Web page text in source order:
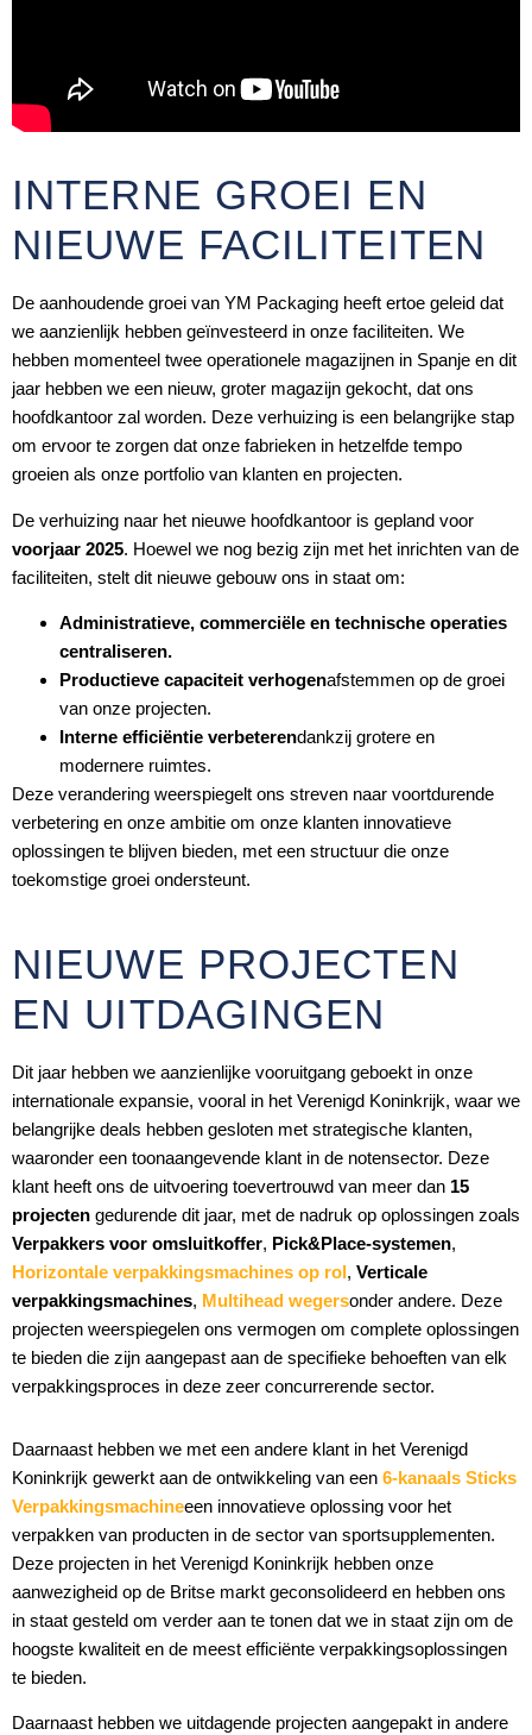
INTERNE GROEI EN
NIEUWE FACILITEITEN
De aanhoudende groei van YM Packaging heeft ertoe geleid dat
we aanzienlijk hebben geïnvesteerd in onze faciliteiten. We
hebben momenteel twee operationele magazijnen in Spanje en dit
jaar hebben we een nieuw, groter magazijn gekocht, dat ons
hoofdkantoor zal worden. Deze verhuizing is een belangrijke stap
om ervoor te zorgen dat onze fabrieken in hetzelfde tempo
groeien als onze portfolio van klanten en projecten.
De verhuizing naar het nieuwe hoofdkantoor is gepland voor
voorjaar 2025. Hoewel we nog bezig zijn met het inrichten van de
faciliteiten, stelt dit nieuwe gebouw ons in staat om:
Administratieve, commerciële en technische operaties
centraliseren.
Productieve capaciteit verhogenafstemmen op de groei
van onze projecten.
Interne efficiëntie verbeterendankzij grotere en
modernere ruimtes.
Deze verandering weerspiegelt ons streven naar voortdurende
verbetering en onze ambitie om onze klanten innovatieve
oplossingen te blijven bieden, met een structuur die onze
toekomstige groei ondersteunt.
NIEUWE PROJECTEN
EN UITDAGINGEN
Dit jaar hebben we aanzienlijke vooruitgang geboekt in onze
internationale expansie, vooral in het Verenigd Koninkrijk, waar we
belangrijke deals hebben gesloten met strategische klanten,
waaronder een toonaangevende klant in de notensector. Deze
klant heeft ons de uitvoering toevertrouwd van meer dan 15
projecten gedurende dit jaar, met de nadruk op oplossingen zoals
Verpakkers voor omsluitkoffer, Pick&Place-systemen,
Horizontale verpakkingsmachines op rol, Verticale
verpakkingsmachines, Multihead wegersonder andere. Deze
projecten weerspiegelen ons vermogen om complete oplossingen
te bieden die zijn aangepast aan de specifieke behoeften van elk
verpakkingsproces in deze zeer concurrerende sector.
Daarnaast hebben we met een andere klant in het Verenigd
Koninkrijk gewerkt aan de ontwikkeling van een 6-kanaals Sticks
Verpakkingsmachineeen innovatieve oplossing voor het
verpakken van producten in de sector van sportsupplementen.
Deze projecten in het Verenigd Koninkrijk hebben onze
aanwezigheid op de Britse markt geconsolideerd en hebben ons
in staat gesteld om verder aan te tonen dat we in staat zijn om de
hoogste kwaliteit en de meest efficiënte verpakkingsoplossingen
te bieden.
Daarnaast hebben we uitdagende projecten aangepakt in andere